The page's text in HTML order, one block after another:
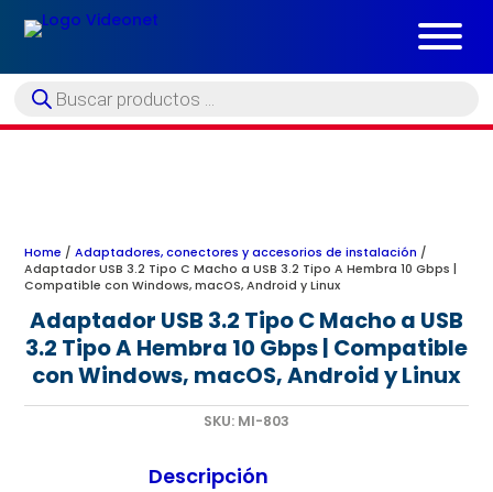
Búsqueda
de
Home /Adaptadores, conectores y accesorios de instalación /
Adaptador USB 3.2 Tipo C Macho a USB 3.2 Tipo A Hembra 10 Gbps |
Compatible con Windows, macOS, Android y Linux
Adaptador USB 3.2 Tipo C Macho a USB
3.2 Tipo A Hembra 10 Gbps | Compatible
con Windows, macOS, Android y Linux
SKU: MI-803
Descripción